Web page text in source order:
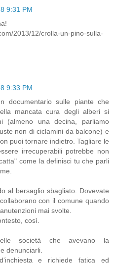
9:31 PM
2013/12/crolla-un-pino-sulla-
9:33 PM
documentario sulle piante che
mancata cura degli alberi si
(almeno una decina, parliamo
non di ciclamini da balcone) e
puoi tornare indietro. Tagliare le
irrecuperabili potrebbe non
come la definisci tu che parli
al bersaglio sbagliato. Dovevate
con il comune quando
mai svolte.
così.
società che avevano la
denunciarli.
e richiede fatica ed